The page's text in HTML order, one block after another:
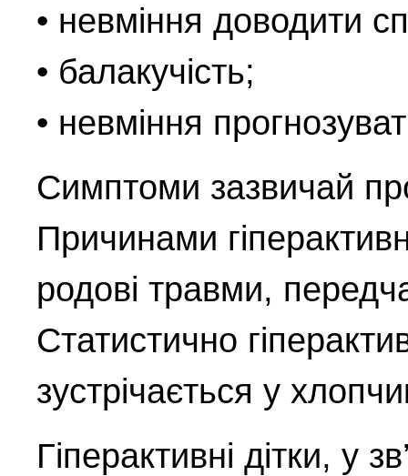
• невміння доводити
• балакучість;
• невміння
Симптоми зазвичай
Причинами
родові травми,
Статистично
зустрічається у
Гіперактивні дітки, у